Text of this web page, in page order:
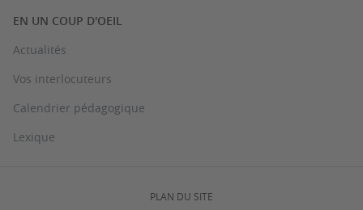
EN UN COUP D'OEIL
Actualités
Vos interlocuteurs
Calendrier pédagogique
Lexique
PLAN DU SITE